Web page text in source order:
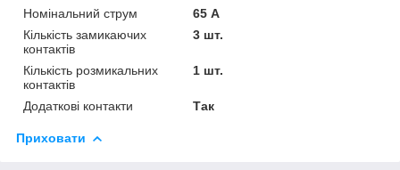
Номінальний струм
65 А
Кількість замикаючих
контактів
3 шт.
Кількість розмикальних
контактів
1 шт.
Додаткові контакти Так
Приховати